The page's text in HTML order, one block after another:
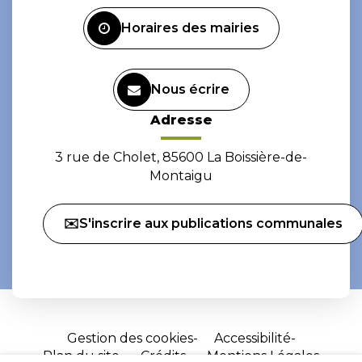
Horaires des mairies
Nous écrire
Adresse
3 rue de Cholet, 85600 La Boissière-de-
Montaigu
✉️S'inscrire aux publications communales
Gestion des cookies
Accessibilité
Plan du site
Crédits Mentions Légales